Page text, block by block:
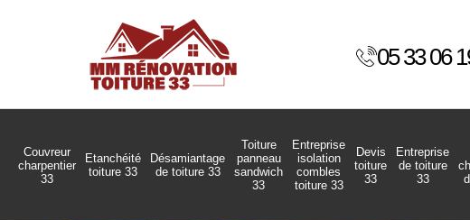
05 33 06
Couvreur
charpentier
33
Etanchéité
toiture 33
Désamiantage
de toiture 33
Toiture
panneau
sandwich
33
Entreprise
isolation
combles
toiture 33
Devis
toiture
33
Entreprise
de toiture
33